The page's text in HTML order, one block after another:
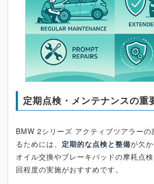
定期点検・メンテナンスの重
BMW 2シリーズ アクティブツアラーの
るためには、 定期的な点検と整備が欠
オイル交換やブレーキパッドの摩耗点
回程度の実施がおすすめです。